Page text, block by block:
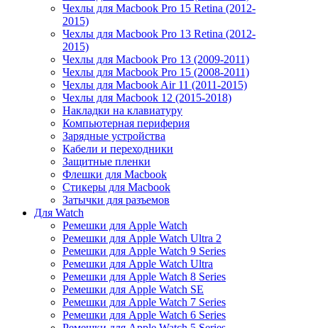
Чехлы для Macbook Pro 15 Retina (2012-
2015)
Чехлы для Macbook Pro 13 Retina (2012-
2015)
Чехлы для Macbook Pro 13 (2009-2011)
Чехлы для Macbook Pro 15 (2008-2011)
Чехлы для Macbook Air 11 (2011-2015)
Чехлы для Macbook 12 (2015-2018)
Накладки на клавиатуру
Компьютерная периферия
Зарядные устройства
Кабели и переходники
Защитные пленки
Флешки для Macbook
Стикеры для Macbook
Затычки для разъемов
Для Watch
Ремешки для Apple Watch
Ремешки для Apple Watch Ultra 2
Ремешки для Apple Watch 9 Series
Ремешки для Apple Watch Ultra
Ремешки для Apple Watch 8 Series
Ремешки для Apple Watch SE
Ремешки для Apple Watch 7 Series
Ремешки для Apple Watch 6 Series